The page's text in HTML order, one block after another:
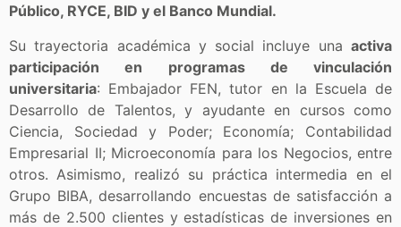
Público, RYCE, BID y el Banco Mundial.
Su trayectoria académica y social incluye una activa
participación en programas de vinculación
universitaria: Embajador FEN, tutor en la Escuela de
Desarrollo de Talentos, y ayudante en cursos como
Ciencia, Sociedad y Poder; Economía; Contabilidad
Empresarial II; Microeconomía para los Negocios, entre
otros. Asimismo, realizó su práctica intermedia en el
Grupo BIBA, desarrollando encuestas de satisfacción a
más de 2.500 clientes y estadísticas de inversiones en